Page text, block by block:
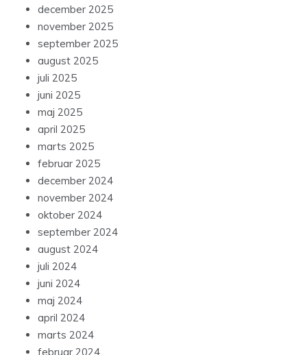
december 2025
november 2025
september 2025
august 2025
juli 2025
juni 2025
maj 2025
april 2025
marts 2025
februar 2025
december 2024
november 2024
oktober 2024
september 2024
august 2024
juli 2024
juni 2024
maj 2024
april 2024
marts 2024
februar 2024